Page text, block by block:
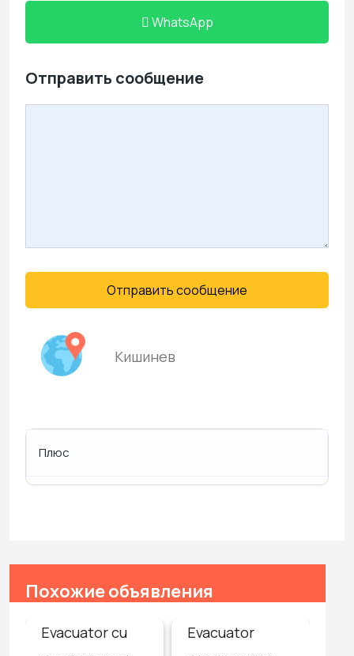
WhatsApp
Отправить сообщение
Отправить сообщение
Кишинев
Плюс
Похожие объявления
Evacuator cu
Evacuator